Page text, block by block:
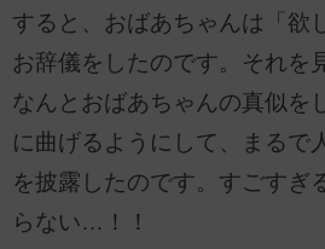
すると、おばあちゃんは「欲
お辞儀をしたのです。それを
なんとおばあちゃんの真似を
に曲げるようにして、まるで
を披露したのです。すごすぎ
らない…！！